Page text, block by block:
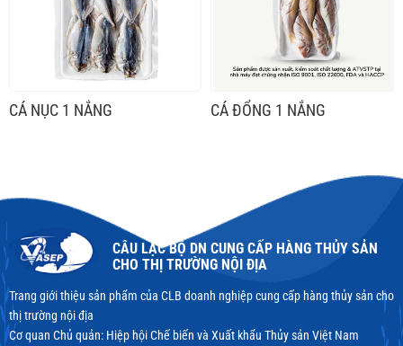
CÁ NỤC 1 NẮNG CÁ ĐỔNG 1 NẮNG
CÂU LẠC BỘ DN CUNG CẤP HÀNG THỦY SẢN
CHO THỊ TRƯỜNG NỘI ĐỊA
Trang giới thiệu sản phẩm của CLB doanh nghiệp cung cấp hàng thủy sản cho
thị trường nội địa
Cơ quan Chủ quản: Hiệp hội Chế biến và Xuất khẩu Thủy sản Việt Nam